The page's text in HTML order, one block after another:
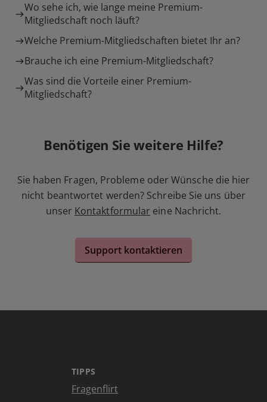
Wo sehe ich, wie lange meine Premium-
Mitgliedschaft noch läuft?
Welche Premium-Mitgliedschaften bietet Ihr an?
Brauche ich eine Premium-Mitgliedschaft?
Was sind die Vorteile einer Premium-
Mitgliedschaft?
Benötigen Sie weitere Hilfe?
Sie haben Fragen, Probleme oder Wünsche die hier
nicht beantwortet werden? Schreibe Sie uns über
unser Kontaktformular eine Nachricht.
Support kontaktieren
TIPPS
Fragenflirt